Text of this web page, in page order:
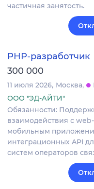
частичная занятость.
PHP-разработчик
300 000
11 июля 2026 Москва
ООО "ЭД-АЙТИ"
Обязанности:
взаимодействия с
мобильным
интеграционных API
систем операторов